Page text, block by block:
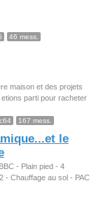
46 mess.
maison et des projets
parti pour racheter
167 mess.
le
- Plain pied - 4
- Chauffage au sol - PAC